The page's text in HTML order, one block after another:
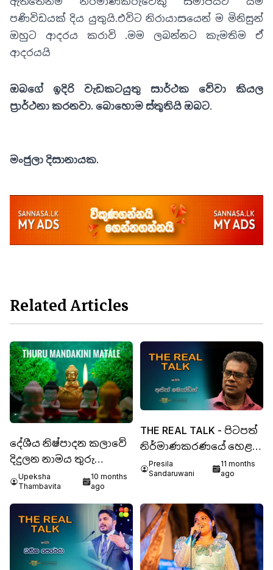
පණිවිඩයක් දිය යුතුයි.එවිට නිරායාසයෙන් ම මිනිසුන්
ඔහුට ආදරය කරාවි .මම ලබන්නට කැමතිම ඒ
ආදරයයි
ඔබගේ ඉදිරි වැඩකටයුතු සාර්ථක වේවා කියල
ප්‍රාර්ථනා කරනවා. බොහොම ස්තූතියි ඔබට.
මංජුලා දිසානායක.
Related Articles
දේශීය නිෂ්පාදන කලාවේ
දිදුලන නාමය තුරු
මන්දාකිණි
Upeksha
Thambavita
10 months
ago
THE REAL TALK - පිටපත්
නිර්මාණකරණයේ හෙළ
අභිමානය අජිත් මෙන්ඩිස්
Presila
Sandaruwani
11 months
ago